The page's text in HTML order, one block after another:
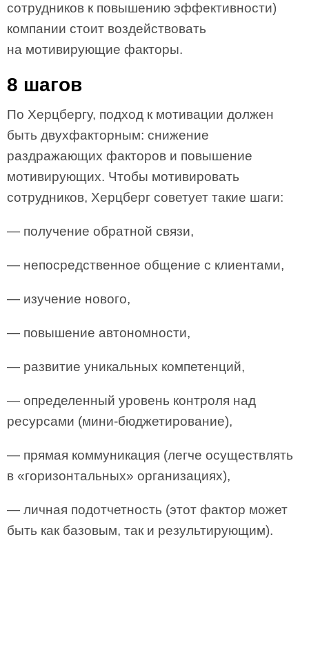
сотрудников к повышению эффективности)
компании стоит воздействовать
на мотивирующие факторы.
8 шагов
По Херцбергу, подход к мотивации должен
быть двухфакторным: снижение
раздражающих факторов и повышение
мотивирующих. Чтобы мотивировать
сотрудников, Херцберг советует такие шаги:
— получение обратной связи,
— непосредственное общение с клиентами,
— изучение нового,
— повышение автономности,
— развитие уникальных компетенций,
— определенный уровень контроля над
ресурсами (мини-бюджетирование),
— прямая коммуникация (легче осуществлять
в «горизонтальных» организациях),
— личная подотчетность (этот фактор может
быть как базовым, так и результирующим).